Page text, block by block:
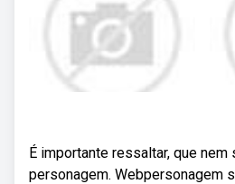
É importante ressaltar, que nem
personagem. Webpersonagem